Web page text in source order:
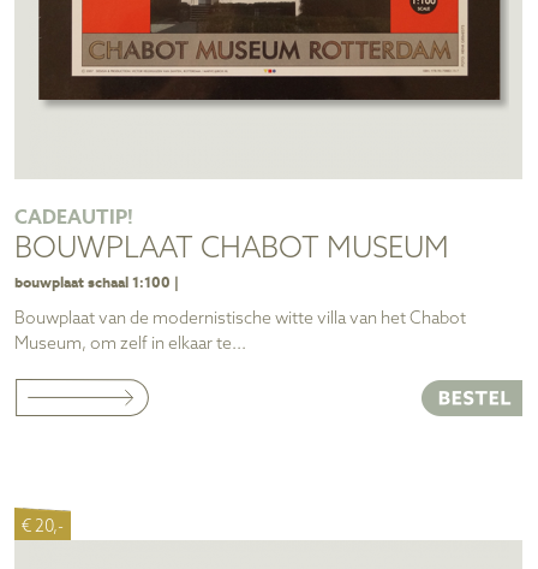
CADEAUTIP!
BOUWPLAAT CHABOT MUSEUM
bouwplaat schaal 1:100 |
Bouwplaat van de modernistische witte villa van het Chabot
Museum, om zelf in elkaar te...
€ 20,-